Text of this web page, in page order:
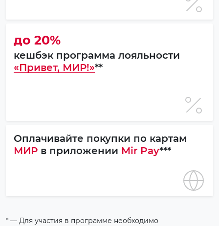
до 20%
кешбэк программа лояльности
«Привет, МИР!»**
Оплачивайте покупки по картам
МИР в приложении Mir Pay***
* — Для участия в программе необходимо